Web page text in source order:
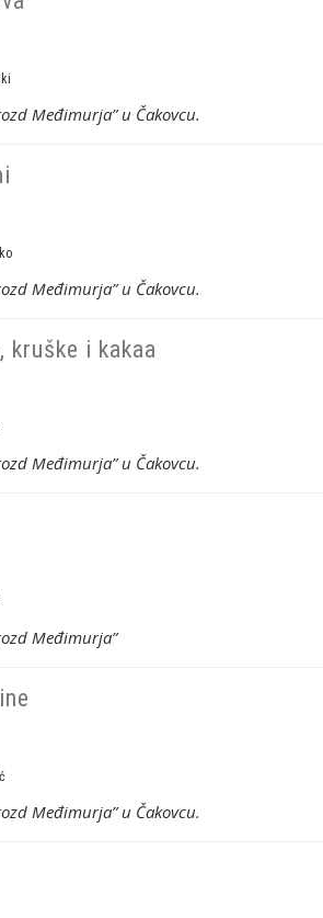
Međimurja” u Čakovcu.
Međimurja” u Čakovcu.
kruške i kakaa
Međimurja” u Čakovcu.
Međimurja”
Međimurja” u Čakovcu.